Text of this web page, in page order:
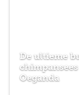
De ultieme
Oeganda